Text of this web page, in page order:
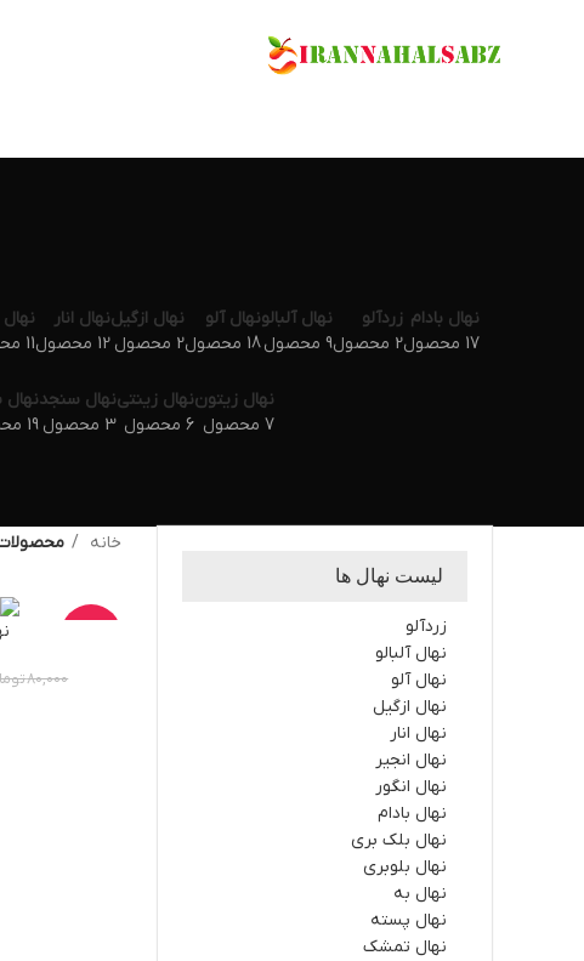
نهال بادام
17 محصول
زردآلو
2 محصول
نهال آلبالو
9 محصول
نهال آلو
18 محصول
نهال ازگیل
2 محصول
نهال انار
12 محصول
نهال
11 محصول
نهال زیتون
7 محصول
نهال زینتی
6 محصول
نهال سنجد
3 محصول
19 محصول
لیست نهال ها
زردآلو
نهال آلبالو
نهال آلو
نهال ازگیل
نهال انار
نهال انجیر
نهال انگور
نهال بادام
نهال بلک بری
نهال بلوبری
نهال به
نهال پسته
نهال تمشک
خانه
80,000